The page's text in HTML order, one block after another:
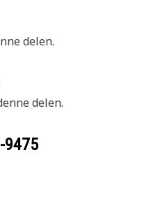
delen.
delen.
9475